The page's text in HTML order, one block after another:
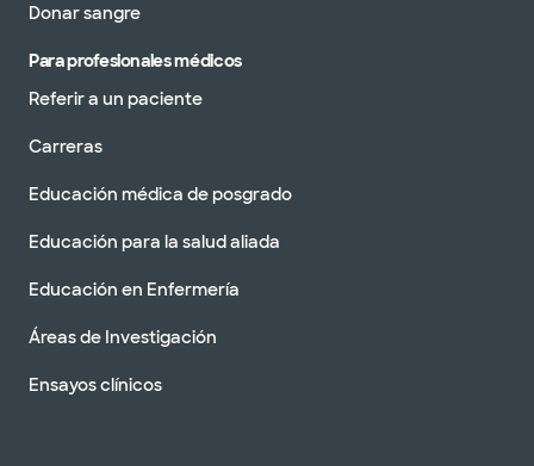
Donar sangre
Para profesionales médicos
Referir a un paciente
Carreras
Educación médica de posgrado
Educación para la salud aliada
Educación en Enfermería
Áreas de Investigación
Ensayos clínicos